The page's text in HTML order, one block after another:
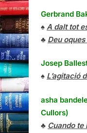
Gerbrand
♠ A dalt tot
♣ Deu
Josep
♠ L’agitació
asha
Cullors)
♣ Cuando